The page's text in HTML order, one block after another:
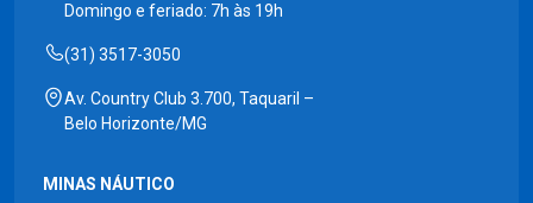
Domingo e feriado: 7h às 19h
(31) 3517-3050
Av. Country Club 3.700, Taquaril –
Belo Horizonte/MG
MINAS NÁUTICO